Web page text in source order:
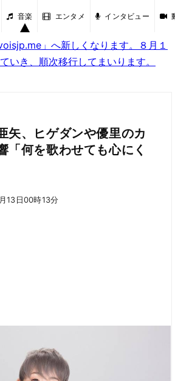
音楽 エンタメ インタビュー
」へ新しくなります。８月１
いき、順次移行してまいります。
矢、ヒゲダンや優里のカ
「何を歌わせても心にく
13日00時13分